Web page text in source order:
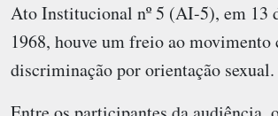
Ato Institucional nº 5 (AI-5), em 13
1968, houve um freio ao movimento
discriminação por orientação sexual.